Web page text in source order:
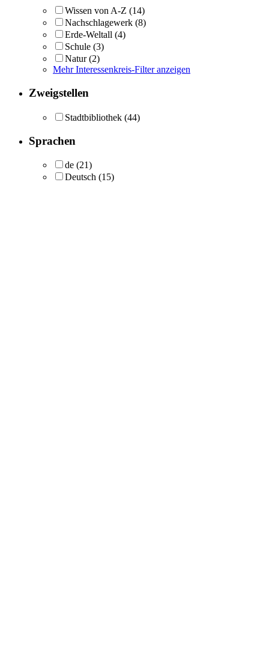
Wissen von A-Z (14)
Nachschlagewerk (8)
Erde-Weltall (4)
Schule (3)
Natur (2)
Mehr Interessenkreis-Filter anzeigen
Zweigstellen
Stadtbibliothek (44)
Sprachen
de (21)
Deutsch (15)